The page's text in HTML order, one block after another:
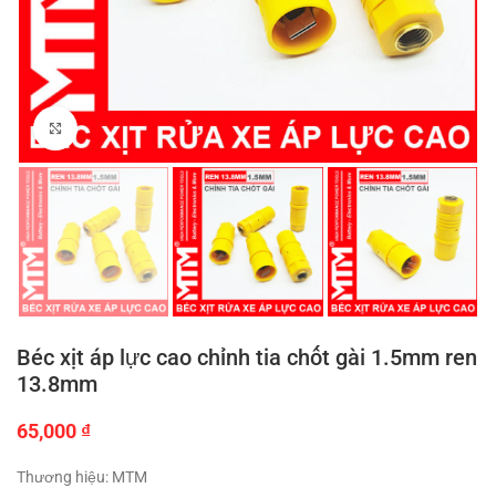
Click to enlarge
Béc xịt áp lực cao chỉnh tia chốt gài 1.5mm ren
13.8mm
65,000 ₫
Thương hiệu: MTM